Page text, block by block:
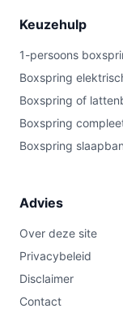
Keuzehulp
1-persoons
Boxspring
Boxspring of
Boxspring
Boxspring
Advies
Over deze site
Privacybeleid
Disclaimer
Contact